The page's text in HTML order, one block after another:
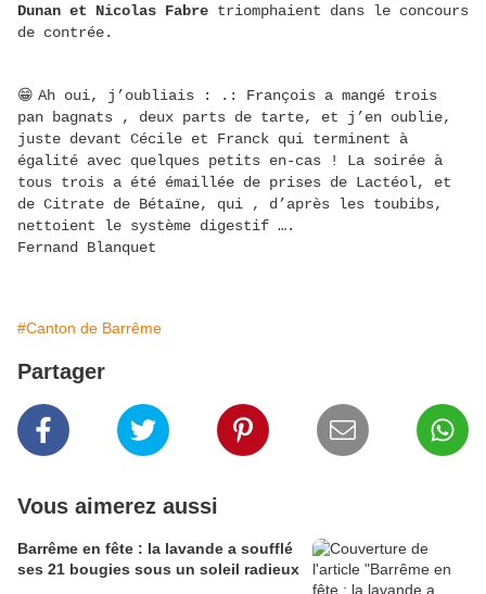
Dunan et Nicolas Fabre triomphaient dans le concours
de contrée.
😁 Ah oui, j’oubliais : .: François a mangé trois
pan bagnats , deux parts de tarte, et j’en oublie,
juste devant Cécile et Franck qui terminent à
égalité avec quelques petits en-cas ! La soirée à
tous trois a été émaillée de prises de Lactéol, et
de Citrate de Bétaïne, qui , d’après les toubibs,
nettoient le système digestif ….
Fernand Blanquet
#Canton de Barrême
Partager
Vous aimerez aussi
Barrême en fête : la lavande a soufflé
ses 21 bougies sous un soleil radieux